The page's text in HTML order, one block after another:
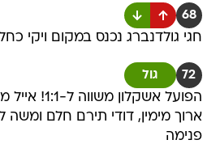
68
חגי גולדנברג נכנס במקום ויקי
72 גול
הפועל אשקלון
ארוך מימין, דודי תירם חלם ומשה
פנימה